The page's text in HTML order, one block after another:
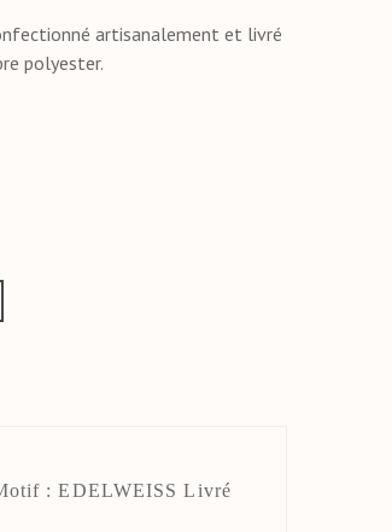
artisanalement et livré
polyester.
: EDELWEISS Livré